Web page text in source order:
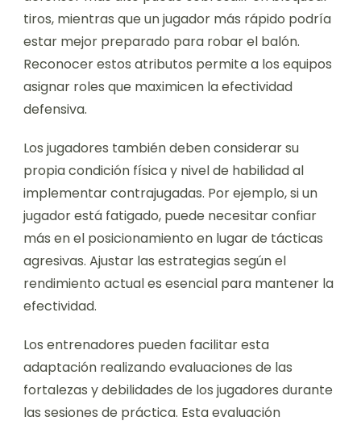
tiros, mientras que un jugador más rápido podría
estar mejor preparado para robar el balón.
Reconocer estos atributos permite a los equipos
asignar roles que maximicen la efectividad
defensiva.
Los jugadores también deben considerar su
propia condición física y nivel de habilidad al
implementar contrajugadas. Por ejemplo, si un
jugador está fatigado, puede necesitar confiar
más en el posicionamiento en lugar de tácticas
agresivas. Ajustar las estrategias según el
rendimiento actual es esencial para mantener la
efectividad.
Los entrenadores pueden facilitar esta
adaptación realizando evaluaciones de las
fortalezas y debilidades de los jugadores durante
las sesiones de práctica. Esta evaluación